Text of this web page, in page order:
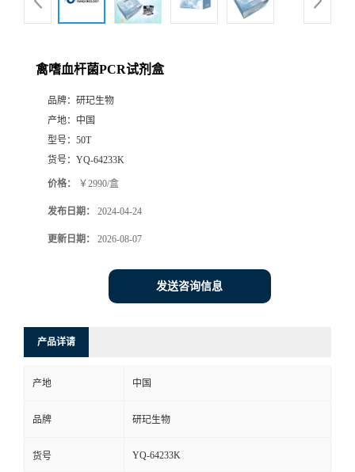
禽嗜血杆菌PCR试剂盒
品牌： 研玘生物
产地： 中国
型号： 50T
货号： YQ-64233K
价格： ￥2990/盒
发布日期： 2024-04-24
更新日期： 2026-08-07
发送咨询信息
产品详请
产地 中国
品牌 研玘生物
货号 YQ-64233K